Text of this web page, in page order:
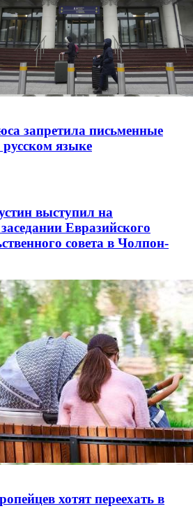
запретила письменные
языке
выступил на
Евразийского
совета в Чолпон-
хотят переехать в